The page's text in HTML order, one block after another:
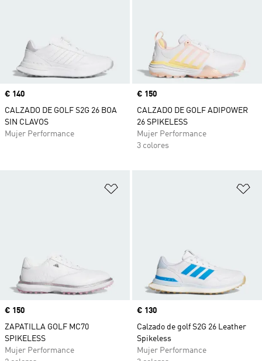
Precio
€ 140
CALZADO DE GOLF S2G 26 BOA
SIN CLAVOS
Mujer Performance
Precio
€ 150
CALZADO DE GOLF ADIPOWER
26 SPIKELESS
Mujer Performance
3 colores
Precio
€ 150
ZAPATILLA GOLF MC70
SPIKELESS
Mujer Performance
Precio
€ 130
Calzado de golf S2G 26 Leather
Spikeless
Mujer Performance